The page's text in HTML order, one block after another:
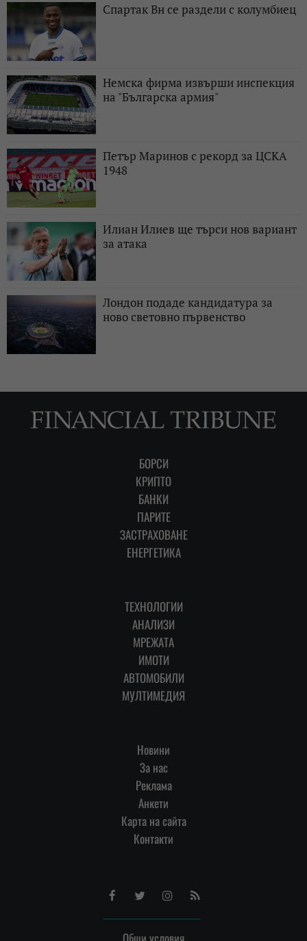
Спартак Вн се раздели с колумбиец
Немска фирма извърши инспекция
на "Българска армия"
Петър Маринов с рекорд за ЦСКА
1948
Илиан Илиев ще търси нов вариант
за атака
Лондон подаде кандидатура за
ново световно първенство
БОРСИ
КРИПТО
БАНКИ
ПАРИТЕ
ЗАСТРАХОВАНЕ
ЕНЕРГЕТИКА
ТЕХНОЛОГИИ
АНАЛИЗИ
МРЕЖАТА
ИМОТИ
АВТОМОБИЛИ
МУЛТИМЕДИЯ
Новини
За нас
Реклама
Анкети
Карта на сайта
Контакти
FacebookTwitterInstagram
RSS